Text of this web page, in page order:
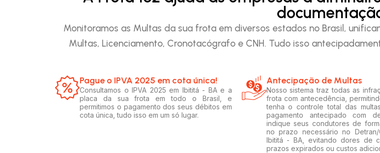
Monitoramos as Multas da sua frota em diversos estados no Brasil,
Multas, Licenciamento, Cronotacógrafo e CNH. Tudo isso
Pague o IPVA 2025 em cota única!​
Consultamos o IPVA 2025 em Ibititá - BA e a
placa da sua frota em todo o Brasil, e
permitimos o pagamento dos seus débitos em
cota única, tudo isso em um só lugar.
Antecipação de Multas
Nosso sistema traz todas as
frota com antecedência,
tenha o controle total das
pagamento antecipado com
indique seus condutores de
no prazo necessário no Detran/
Ibititá - BA, evitando dores de
prazos expirados ou custos